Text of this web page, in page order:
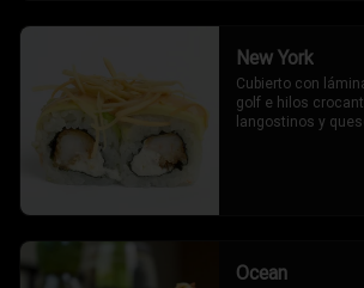
New York
Cubierto con
golf e hilos
langostinos y
Ocean